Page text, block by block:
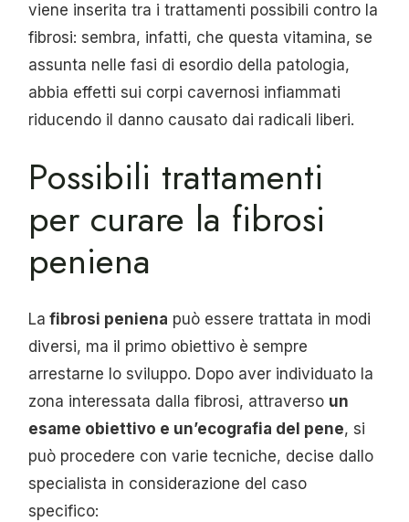
viene inserita tra i trattamenti possibili contro la
fibrosi: sembra, infatti, che questa vitamina, se
assunta nelle fasi di esordio della patologia,
abbia effetti sui corpi cavernosi infiammati
riducendo il danno causato dai radicali liberi.
Possibili trattamenti
per curare la fibrosi
peniena
La fibrosi peniena può essere trattata in modi
diversi, ma il primo obiettivo è sempre
arrestarne lo sviluppo. Dopo aver individuato la
zona interessata dalla fibrosi, attraverso un
esame obiettivo e un’ecografia del pene, si
può procedere con varie tecniche, decise dallo
specialista in considerazione del caso
specifico: